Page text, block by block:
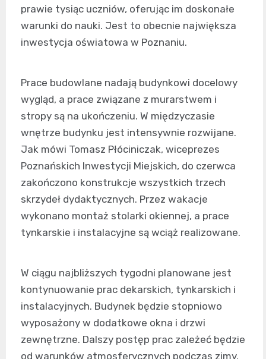
prawie tysiąc uczniów, oferując im doskonałe
warunki do nauki. Jest to obecnie największa
inwestycja oświatowa w Poznaniu.
Prace budowlane nadają budynkowi docelowy
wygląd, a prace związane z murarstwem i
stropy są na ukończeniu. W międzyczasie
wnętrze budynku jest intensywnie rozwijane.
Jak mówi Tomasz Płóciniczak, wiceprezes
Poznańskich Inwestycji Miejskich, do czerwca
zakończono konstrukcje wszystkich trzech
skrzydeł dydaktycznych. Przez wakacje
wykonano montaż stolarki okiennej, a prace
tynkarskie i instalacyjne są wciąż realizowane.
W ciągu najbliższych tygodni planowane jest
kontynuowanie prac dekarskich, tynkarskich i
instalacyjnych. Budynek będzie stopniowo
wyposażony w dodatkowe okna i drzwi
zewnętrzne. Dalszy postęp prac zależeć będzie
od warunków atmosferycznych podczas zimy.